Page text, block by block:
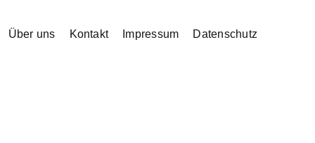
Über uns Kontakt Impressum Datenschutz